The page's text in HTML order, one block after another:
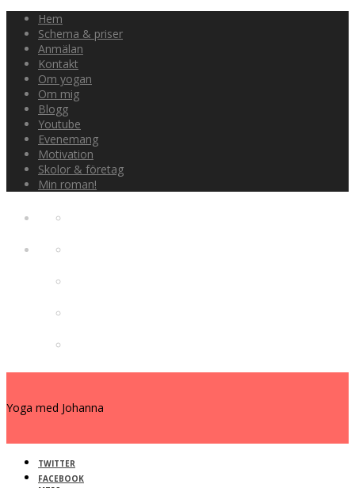
Hem
Schema & priser
Anmälan
Kontakt
Om yogan
Om mig
Blogg
Youtube
Evenemang
Motivation
Skolor & företag
Min roman!
Yoga med Johanna
TWITTER
FACEBOOK